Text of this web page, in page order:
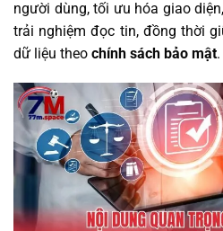
người dùng, tối ưu hóa giao
trải nghiệm đọc tin, đồng thời
dữ liệu theo chính sách bảo mật.